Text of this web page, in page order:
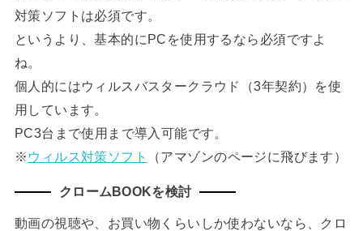
対策ソフトは必須です。
というより、基本的にPCを使用するなら必須ですよ
ね。
個人的にはウィルスバスタークラウド（3年契約）を使
用しています。
PC3台まで使用まで導入可能です。
※ ウィルス対策ソフト （アマゾンのページに飛びます）
クロームBOOKを検討
動画の視聴や、お買い物くらいしか使わないなら、クロ